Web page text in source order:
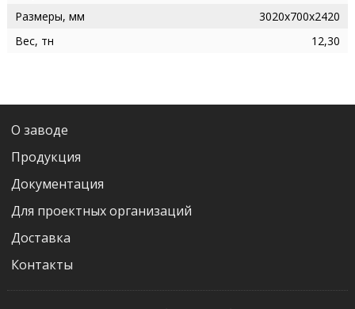
Размеры, мм
3020х700х2420
Вес, тн
12,30
О заводе
Продукция
Документация
Для проектных организаций
Доставка
Контакты